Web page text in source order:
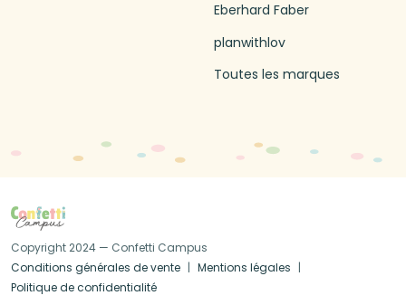
Eberhard Faber
planwithlov
Toutes les marques
Copyright 2024 — Confetti Campus
Conditions générales de vente
Mentions légales
Politique de confidentialité